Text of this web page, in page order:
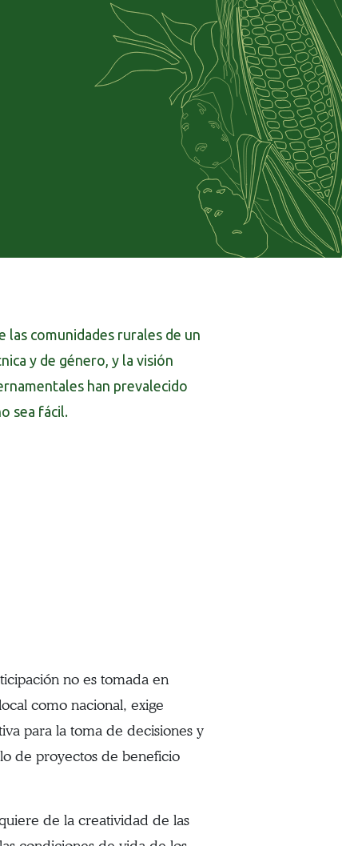
las comunidades rurales de un
y de género, y la visión
han prevalecido
sea fácil.
no es tomada en
como nacional, exige
para la toma de decisiones y
de proyectos de beneficio
de la creatividad de las